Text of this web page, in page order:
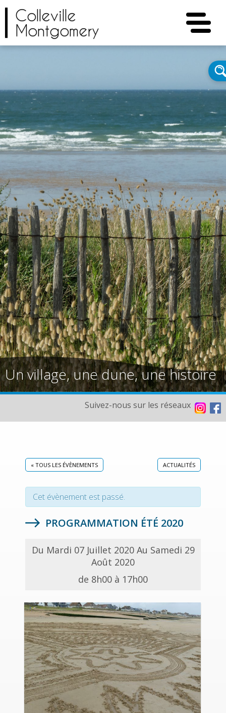
Colleville
Montgomery
Un village, une dune, une histoire
Suivez-nous sur les réseaux
« TOUS LES ÉVÈNEMENTS ACTUALITÉS
Cet évènement est passé.
PROGRAMMATION ÉTÉ 2020
Du Mardi 07 Juillet 2020 Au Samedi 29
Août 2020
de 8h00 à 17h00